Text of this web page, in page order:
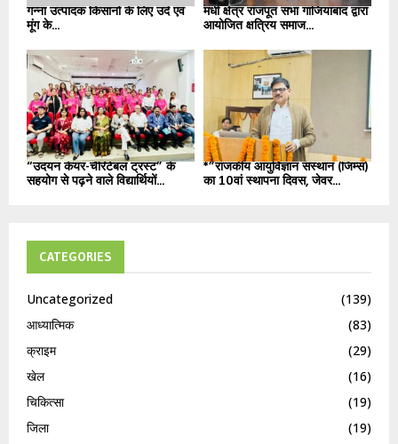
गन्ना उत्पादक किसानों के लिए उर्द एवं
मूंग के...
मधी क्षेत्र राजपूत सभा गाजियाबाद द्वारा
आयोजित क्षत्रिय समाज...
“उदयन केयर-चैरिटेबल ट्रस्ट” के
सहयोग से पढ़ने वाले विद्यार्थियों...
*”राजकीय आयुर्विज्ञान संस्थान (जिम्स)
का 10वां स्थापना दिवस, जेवर...
CATEGORIES
Uncategorized
(139)
आध्यात्मिक
(83)
क्राइम
(29)
खेल
(16)
चिकित्सा
(19)
जिला
(19)